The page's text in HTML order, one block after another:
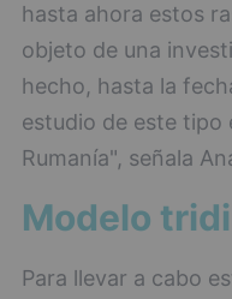
hasta ahora estos
objeto de una
hecho, hasta la
estudio de este tipo
Rumanía", señala
Modelo
Para llevar a cabo